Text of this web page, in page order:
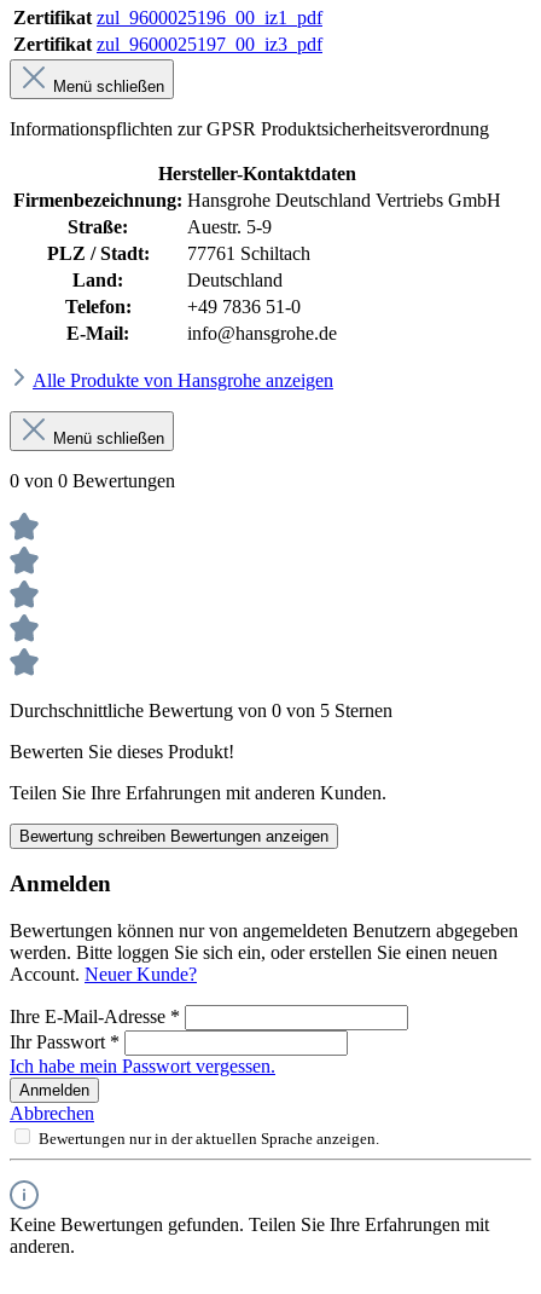
Zertifikat zul_9600025196_00_iz1_pdf
Zertifikat zul_9600025197_00_iz3_pdf
Menü schließen
Informationspflichten zur GPSR Produktsicherheitsverordnung
Hersteller-Kontaktdaten
Firmenbezeichnung: Hansgrohe Deutschland Vertriebs GmbH
Straße:
Auestr. 5-9
PLZ / Stadt:
77761 Schiltach
Land:
Deutschland
Telefon:
+49 7836 51-0
E-Mail:
info@hansgrohe.de
Alle Produkte von Hansgrohe anzeigen
Menü schließen
0 von 0 Bewertungen
Durchschnittliche Bewertung von 0 von 5 Sternen
Bewerten Sie dieses Produkt!
Teilen Sie Ihre Erfahrungen mit anderen Kunden.
Bewertung schreiben Bewertungen anzeigen
Anmelden
Bewertungen können nur von angemeldeten Benutzern abgegeben
werden. Bitte loggen Sie sich ein, oder erstellen Sie einen neuen
Account. Neuer Kunde?
Ihre E-Mail-Adresse *
Ihr Passwort *
Ich habe mein Passwort vergessen.
Anmelden
Abbrechen
Bewertungen nur in der aktuellen Sprache anzeigen.
Keine Bewertungen gefunden. Teilen Sie Ihre Erfahrungen mit
anderen.